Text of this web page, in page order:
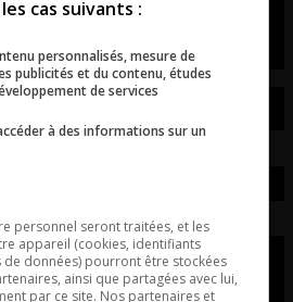
cas suivants :
personnalisés, mesure de
publicités et du contenu, études
de services
à des informations sur un
personnel seront traitées, et les
appareil (cookies, identifiants
de données) pourront être stockées
ainsi que partagées avec lui,
par ce site. Nos partenaires et